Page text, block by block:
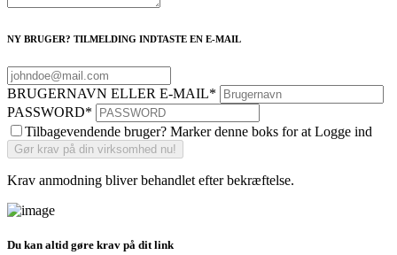
NY BRUGER? TILMELDING INDTASTE EN E-MAIL
BRUGERNAVN ELLER E-MAIL*
PASSWORD*
Tilbagevendende bruger? Marker denne boks for at Logge ind
Krav anmodning bliver behandlet efter bekræftelse.
Du kan altid gøre krav på dit link